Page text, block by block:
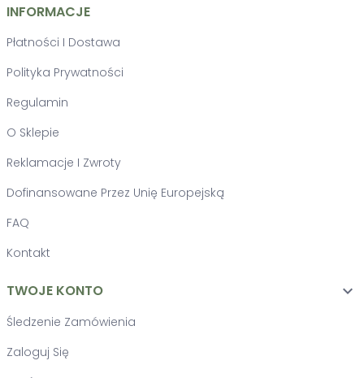
INFORMACJE
Płatności I Dostawa
Polityka Prywatności
Regulamin
O Sklepie
Reklamacje I Zwroty
Dofinansowane Przez Unię Europejską
FAQ
Kontakt
TWOJE KONTO 
Śledzenie Zamówienia
Zaloguj Się